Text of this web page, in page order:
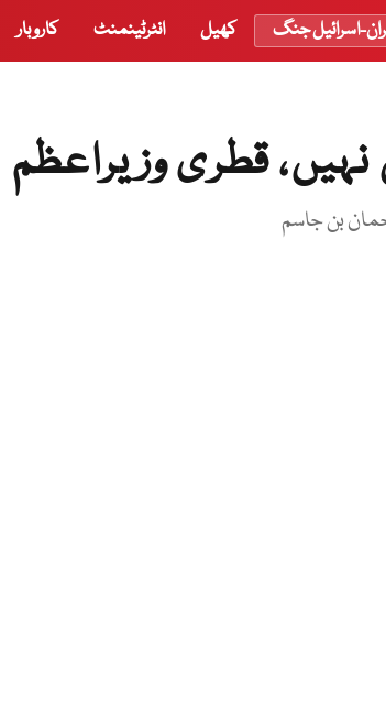
اسرائیل جنگ کھیل انٹرٹینمنٹ کاروبار
قطری وزیراعظم
بن جاسم